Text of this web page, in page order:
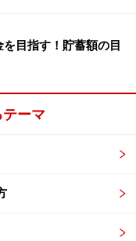
で40年後のことを
ますね。お金という
していくというの
もよいと思います。
、貯金ができるよう
です。お金がある程
いいし、仕事を変え
目指す！貯蓄額の目
ーマ